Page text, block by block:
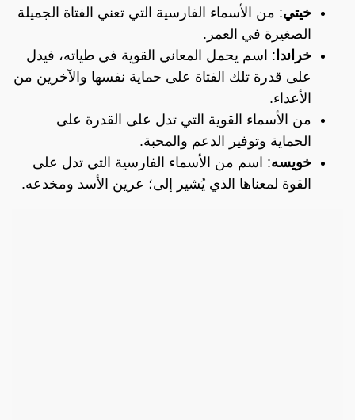
خيتي: من الأسماء الفارسية التي تعني الفتاة الجميلة
الصغيرة في العمر.
خراندا : اسم يحمل المعاني القوية في طياته، فيدل
على قدرة تلك الفتاة على حماية نفسها والآخرين من
الأعداء.
من الأسماء القوية التي تدل على القدرة على
الحماية وتوفير الدعم والمحبة.
خويسه: اسم من الأسماء الفارسية التي تدل على
القوة لمعناها الذي يُشير إلى؛ عرين الأسد ومخدعه.